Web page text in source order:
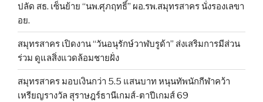
ปลัด สธ. เซ็นย้าย “นพ.ศุภฤทธิ์” ผอ.รพ.สมุทรสาคร นั่งรองเลขา
อย.
สมุทรสาคร เปิดงาน “วันอนุรักษ์วาฬบรูด้า” ส่งเสริมการมีส่วน
ร่วม ดูแลสิ่งแวดล้อมชายฝั่ง
สมุทรสาคร มอบเงินกว่า 5.5 แสนบาท หนุนทัพนักกีฬาคว้า
เหรียญรางวัล สุราษฎร์ธานีเกมส์-ตาปีเกมส์ 69